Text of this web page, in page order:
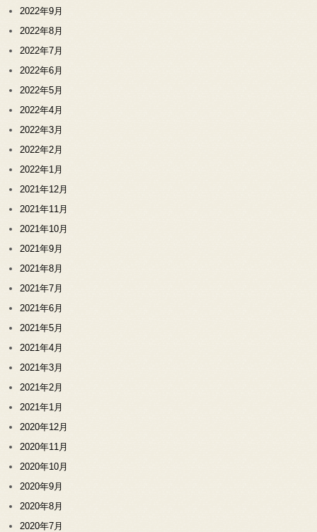
2022年9月
2022年8月
2022年7月
2022年6月
2022年5月
2022年4月
2022年3月
2022年2月
2022年1月
2021年12月
2021年11月
2021年10月
2021年9月
2021年8月
2021年7月
2021年6月
2021年5月
2021年4月
2021年3月
2021年2月
2021年1月
2020年12月
2020年11月
2020年10月
2020年9月
2020年8月
2020年7月